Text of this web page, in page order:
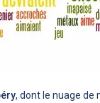
, dont le nuage de